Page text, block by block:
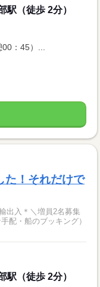
駅（徒歩 2分）
：45）...
た！それだけで
出入＊＼増員2名募集
配・船のブッキング）
駅（徒歩 2分）